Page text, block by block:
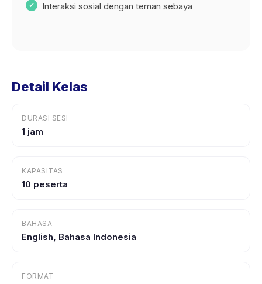
Interaksi sosial dengan teman sebaya
Detail Kelas
DURASI SESI
1 jam
KAPASITAS
10 peserta
BAHASA
English, Bahasa Indonesia
FORMAT